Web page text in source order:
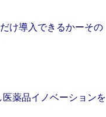
け導入できるかーその
薬品イノベーションを